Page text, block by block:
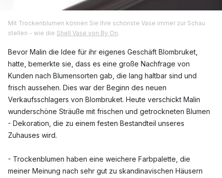
Mit Trockenblumen können Sie Ihre schönste Vase immer zur Schau
stellen - wie die Shell Vase von By On.
Bevor Malin die Idee für ihr eigenes Geschäft Blombruket,
hatte, bemerkte sie, dass es eine große Nachfrage von
Kunden nach Blumensorten gab, die lang haltbar sind und
frisch aussehen. Dies war der Beginn des neuen
Verkaufsschlagers von Blombruket. Heute verschickt Malin
wunderschöne Sträuße mit frischen und getrockneten Blumen
- Dekoration, die zu einem festen Bestandteil unseres
Zuhauses wird.
- Trockenblumen haben eine weichere Farbpalette, die
meiner Meinung nach sehr gut zu skandinavischen Häusern